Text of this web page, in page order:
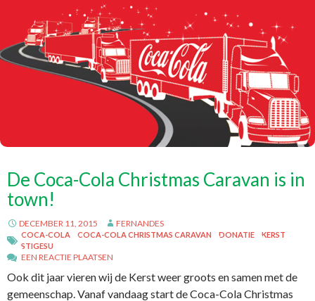
De Coca-Cola Christmas Caravan is in
town!
DECEMBER 11, 2015 FERNANDES
COCA-COLA COCA-COLA CHRISTMAS CARAVAN DONATIE
KERST
STIGESU
EEN REACTIE PLAATSEN
Ook dit jaar vieren wij de Kerst weer groots en samen met de
gemeenschap. Vanaf vandaag start de Coca-Cola Christmas